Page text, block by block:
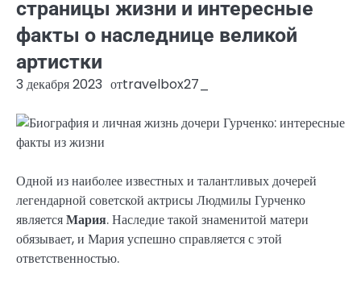
страницы жизни и интересные
факты о наследнице великой
артистки
3 декабря 2023 отtravelbox27_
Одной из наиболее известных и талантливых дочерей
легендарной советской актрисы Людмилы Гурченко
являетсяМария. Наследие такой знаменитой матери
обязывает, и Мария успешно справляется с этой
ответственностью.